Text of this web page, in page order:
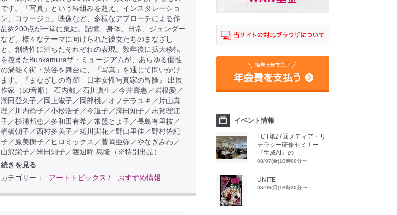
です。「写真」という枠組みを超え、インスタレーショ
ン、コラージュ、映像など、多様なアプローチによる作
品約200点が一堂に集結。記憶、身体、日常、ジェンダー
など、様々なテーマに向けられた彼女たちのまなざし
と、創造性に満ちたそれぞれの表現。数年後に拡大移転
を控えたBunkamuraザ・ミュージアムが、あらゆる個性
の渦巻く街・渋谷を舞台に、「写真」を通じて問いかけ
ます。『まなざしの奇跡 日本女性写真家の冒険』 出展
作家（50音順） 石内都／石川真生／今井壽惠／岩根愛／
潮田登久子／岡上淑子／岡部桃／オノデラユキ／片山真
理／川内倫子／小松浩子／今道子／澤田知子／志賀理江
子／杉浦邦恵／多和田有希／常盤とよ子／長島有里枝／
楢橋朝子／西村多美子／蜷川実花／野口里佳／野村佐紀
子／原美樹子／ヒロミックス／藤岡亜弥／やなぎみわ／
山沢栄子／米田知子／渡辺眸 島隆（※特別出品）
続きを見る
カテゴリー：
アートトピックス / おすすめ情報
イベント情報
FCT第27回メディア・リ
テラシー研修セミナー
『生成AI』の
08/07(金)10時00分〜
UNITE
08/09(日)16時30分〜